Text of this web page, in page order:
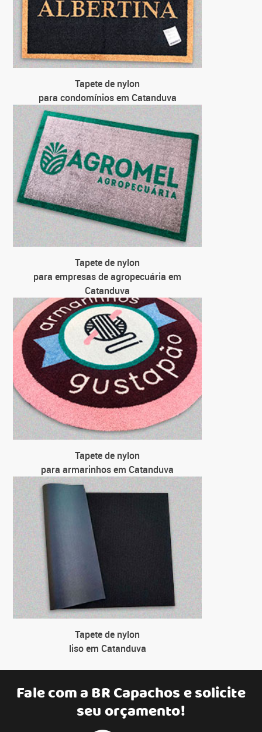
Tapete de nylon
para condomínios em Catanduva
Tapete de nylon
para empresas de agropecuária em
Catanduva
Tapete de nylon
para armarinhos em Catanduva
Tapete de nylon
liso em Catanduva
Fale com aBR Capachose solicite
seu orçamento!